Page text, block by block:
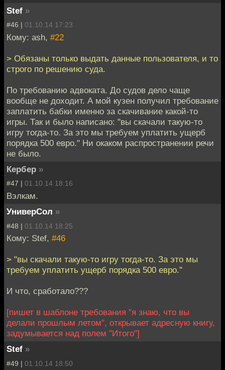
Stef »
#46 | 01.10.14 17:23
Кому: ash, #22
> Обязаны только выдать данные пользователя, и то
строго по решению суда.
По требованию адвоката. До судов дело чаще
вообще не доходит. А мой кузен получил требование
заплатить бабки именно за скачивание какой-то
игры. Так и было написано: "вы скачали такую-то
игру тогда-то. За это мы требуем уплатить ущерб
порядка 500 евро." Ни окаком распространении речи
не было.
Кербер »
#47 | 01.10.14 18:16
Вэлкам.
УниверСол »
#48 | 01.10.14 18:25
Кому: Stef, #46
> "вы скачали такую-то игру тогда-то. За это мы
требуем уплатить ущерб порядка 500 евро."
И что, сработало???
[пишет в шаблоне требования "я знаю, что вы
делали прошлым летом", открывает адресную книгу,
задумывается над полем "Итого"]
Stef »
#49 | 01.10.14 18:50